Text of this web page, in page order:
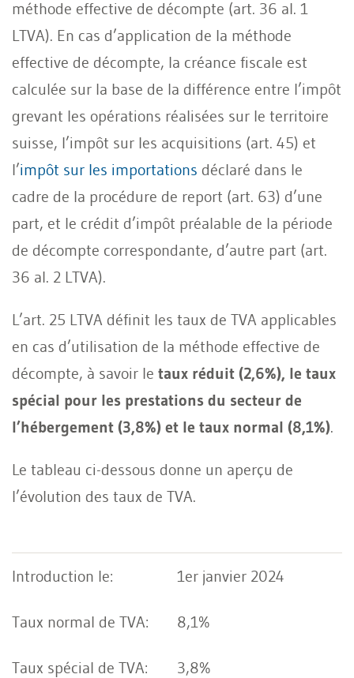
méthode effective de décompte (art. 36 al. 1
LTVA). En cas d’application de la méthode
effective de décompte, la créance fiscale est
calculée sur la base de la différence entre l’impôt
grevant les opérations réalisées sur le territoire
suisse, l’impôt sur les acquisitions (art. 45) et
l’impôt sur les importations déclaré dans le
cadre de la procédure de report (art. 63) d’une
part, et le crédit d’impôt préalable de la période
de décompte correspondante, d’autre part (art.
36 al. 2 LTVA).
L’art. 25 LTVA définit les taux de TVA applicables
en cas d’utilisation de la méthode effective de
décompte, à savoir le taux réduit (2,6%), le taux
spécial pour les prestations du secteur de
l’hébergement (3,8%) et le taux normal (8,1%).
Le tableau ci-dessous donne un aperçu de
l’évolution des taux de TVA.
1er janvier 2024
8,1%
3,8%